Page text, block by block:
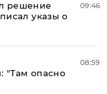
решение
указы о
09:46
"Там опасно
08:59